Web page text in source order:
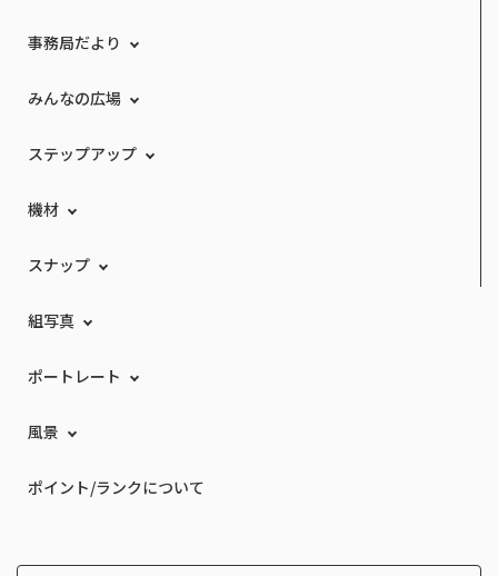
事務局だより
みんなの広場
ステップアップ
機材
スナップ
組写真
ポートレート
風景
ポイント/ランクについて